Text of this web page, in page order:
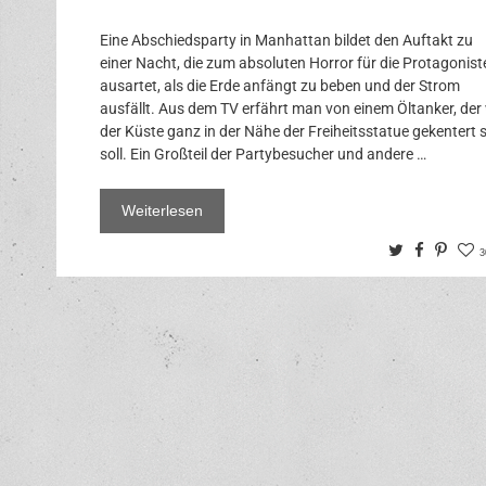
Eine Abschiedsparty in Manhattan bildet den Auftakt zu
einer Nacht, die zum absoluten Horror für die
ausartet, als die Erde anfängt zu beben und der Strom
ausfällt. Aus dem TV erfährt man von einem Öltanker, der
der Küste ganz in der Nähe der Freiheitsstatue gekentert
soll. Ein Großteil der Partybesucher und andere …
Weiterlesen
Twitter